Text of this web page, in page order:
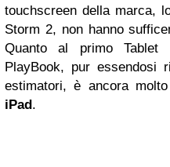
touchscreen della marca,
Storm 2, non hanno
Quanto al primo Tablet
PlayBook, pur essendosi
estimatori, è ancora
iPad.